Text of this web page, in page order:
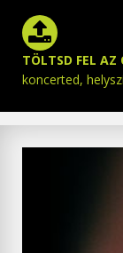
TÖLTSD FEL AZ
koncerted,